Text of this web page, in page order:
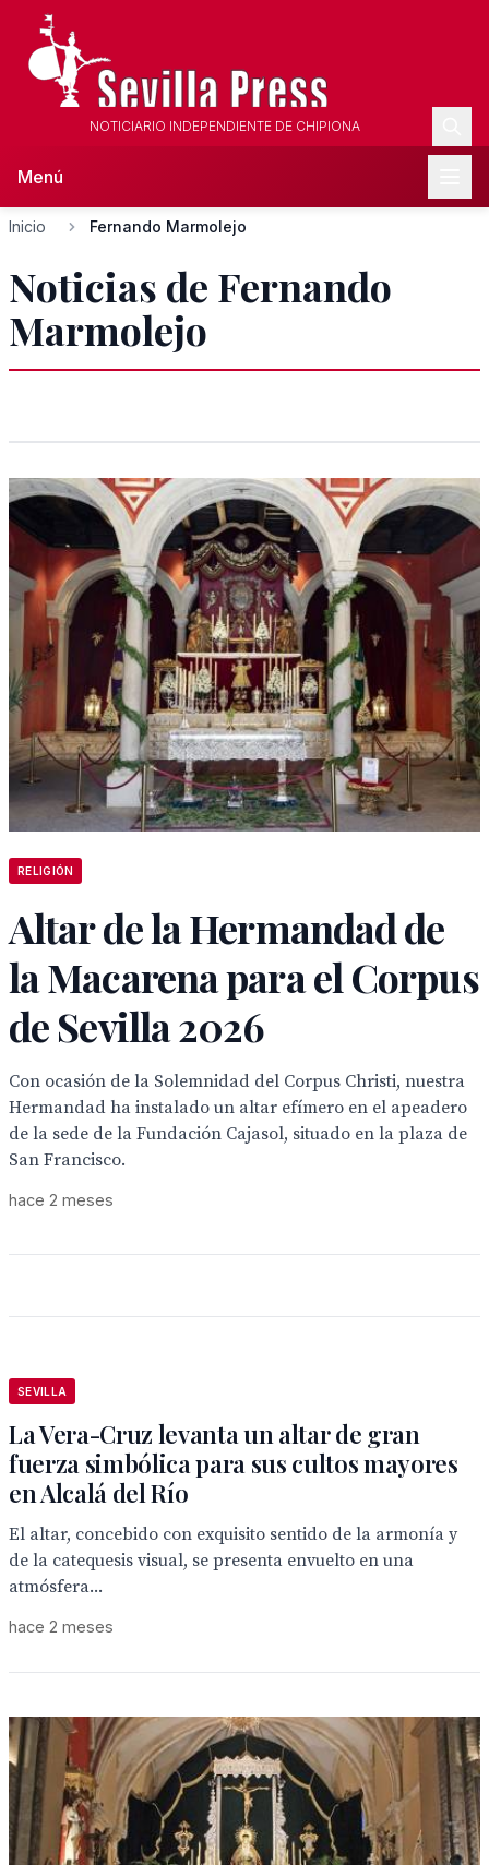
NOTICIARIO INDEPENDIENTE DE CHIPIONA
Menú
Inicio Fernando Marmolejo
Noticias de Fernando
Marmolejo
RELIGIÓN
Altar de la Hermandad de
la Macarena para el Corpus
de Sevilla 2026
Con ocasión de la Solemnidad del Corpus Christi, nuestra
Hermandad ha instalado un altar efímero en el apeadero
de la sede de la Fundación Cajasol, situado en la plaza de
San Francisco.
hace 2 meses
SEVILLA
La Vera-Cruz levanta un altar de gran
fuerza simbólica para sus cultos mayores
en Alcalá del Río
El altar, concebido con exquisito sentido de la armonía y
de la catequesis visual, se presenta envuelto en una
atmósfera...
hace 2 meses